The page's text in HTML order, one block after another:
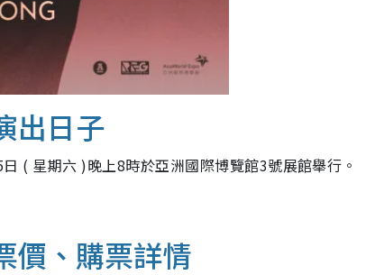
出日子
( 星期六 )晚上8時於亞洲國際博覽館3號展館舉行。
價、購票詳情